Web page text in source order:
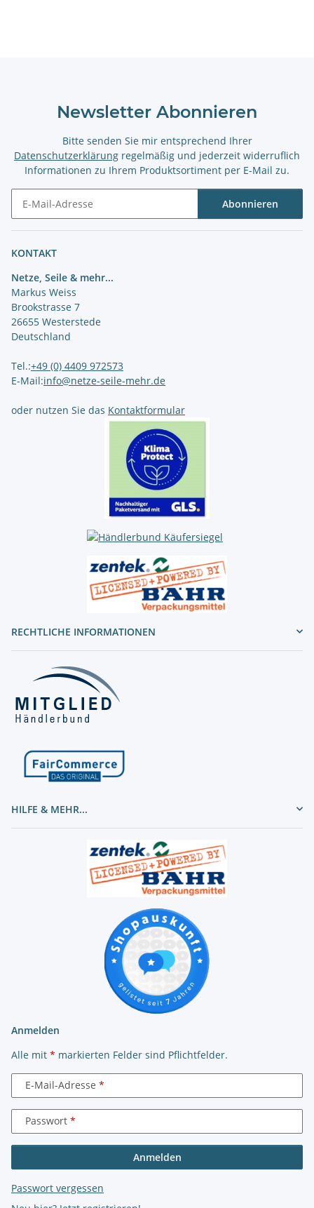
Newsletter Abonnieren
Bitte senden Sie mir entsprechend Ihrer
Datenschutzerklärung regelmäßig und jederzeit widerruflich
Informationen zu Ihrem Produktsortiment per E-Mail zu.
Abonnieren
KONTAKT
Netze, Seile & mehr...
Markus Weiss
Brookstrasse 7
26655 Westerstede
Deutschland
Tel.:+49 (0) 4409 972573
E-Mail:info@netze-seile-mehr.de
oder nutzen Sie das Kontaktformular
RECHTLICHE INFORMATIONEN
HILFE & MEHR...
Anmelden
Alle mit * markierten Felder sind Pflichtfelder.
E-Mail-Adresse
Passwort
Anmelden
Passwort vergessen